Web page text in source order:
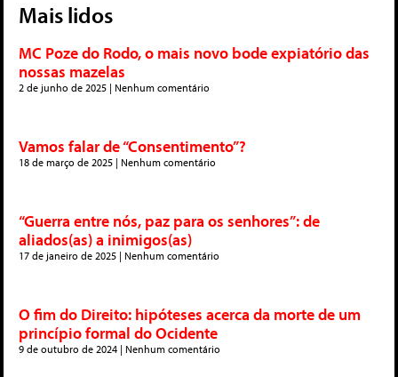
Mais lidos
MC Poze do Rodo, o mais novo bode expiatório das
nossas mazelas
2 de junho de 2025 Nenhum comentário
Vamos falar de “Consentimento”?
18 de março de 2025 Nenhum comentário
“Guerra entre nós, paz para os senhores”: de
aliados(as) a inimigos(as)
17 de janeiro de 2025 Nenhum comentário
O fim do Direito: hipóteses acerca da morte de um
princípio formal do Ocidente
9 de outubro de 2024 Nenhum comentário